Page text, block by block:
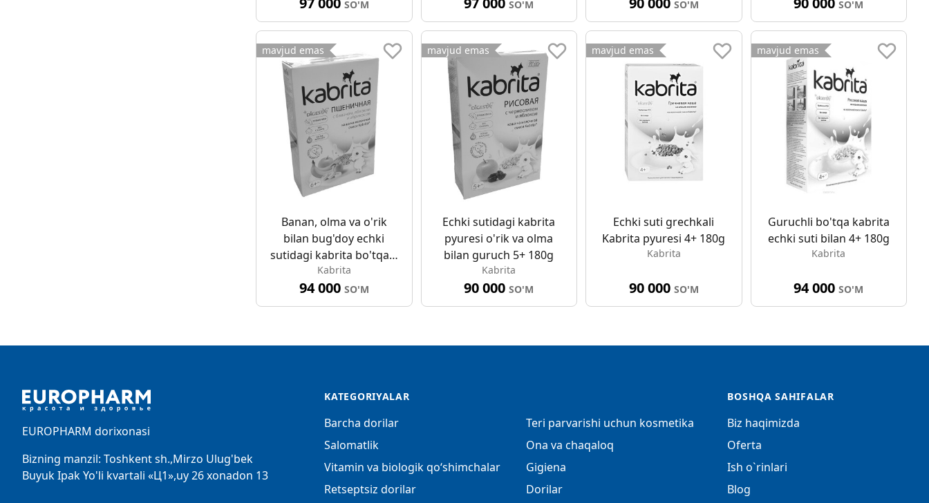
SO'M SO'M SO'M SO'M
mavjud emas
Banan, olma va o'rik
bilan bug'doy echki
sutidagi kabrita bo'tqasi
6+ 180g
Kabrita
94 000 SO'M
mavjud emas
Echki sutidagi kabrita
pyuresi o'rik va olma
bilan guruch 5+ 180g
Kabrita
90 000SO'M
mavjud emas
Echki suti grechkali
Kabrita pyuresi 4+ 180g
Kabrita
90 000 SO'M
mavjud emas
Guruchli bo'tqa kabrita
echki suti bilan 4+ 180g
Kabrita
94 000SO'M
EUROPHARM dorixonasi
Bizning manzil: Toshkent sh.,Mirzo Ulug'bek
Buyuk Ipak Yo'li kvartali «Ц1»,uy 26 xonadon 13
KATEGORIYALAR
Barcha dorilar
Salomatlik
Vitamin va biologik qo‘shimchalar
Retseptsiz dorilar
Teri parvarishi uchun kosmetika
Ona va chaqaloq
Gigiena
Dorilar
BOSHQA SAHIFALAR
Biz haqimizda
Oferta
Ish o`rinlari
Blog